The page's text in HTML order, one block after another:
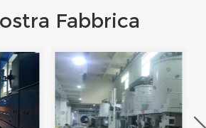
Fabbrica